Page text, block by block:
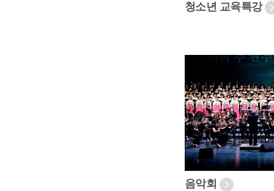
청소년 교육특강
음악회